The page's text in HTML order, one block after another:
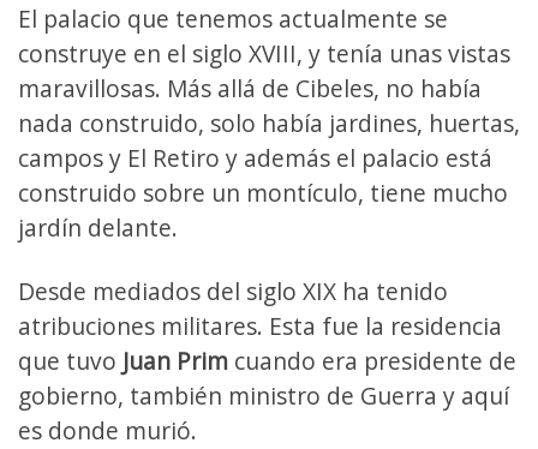
El palacio que tenemos actualmente se
construye en el siglo XVIII, y tenía unas vistas
maravillosas. Más allá de Cibeles, no había
nada construido, solo había jardines, huertas,
campos y El Retiro y además el palacio está
construido sobre un montículo, tiene mucho
jardín delante.
Desde mediados del siglo XIX ha tenido
atribuciones militares. Esta fue la residencia
que tuvo Juan Prim cuando era presidente de
gobierno, también ministro de Guerra y aquí
es donde murió.